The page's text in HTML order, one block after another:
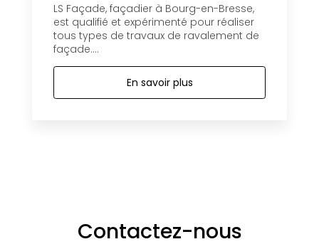
LS Façade, façadier à Bourg-en-Bresse,
est qualifié et expérimenté pour réaliser
tous types de travaux de ravalement de
façade....
En savoir plus
Contactez-nous